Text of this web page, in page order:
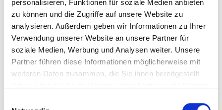
personalisieren, Funktionen für soziale Medien anbieten
zu können und die Zugriffe auf unsere Website zu
analysieren. Außerdem geben wir Informationen zu Ihrer
Verwendung unserer Website an unsere Partner für
soziale Medien, Werbung und Analysen weiter. Unsere
Partner führen diese Informationen möglicherweise mit
weiteren Daten zusammen, die Sie ihnen bereitgestellt